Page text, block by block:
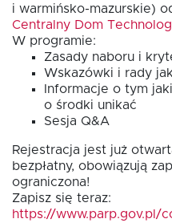
Rodo
Dokumenty
Kontakt
i warmińsko-mazurskie)
Centralny Dom
W programie:
Zasady naboru i
Wskazówki i rady
Informacje o tym
o środki unikać
Sesja Q&A
Rejestracja jest już
bezpłatny, obowiązują
ograniczona!
Zapisz się teraz:
https://www.parp.gov.pl/